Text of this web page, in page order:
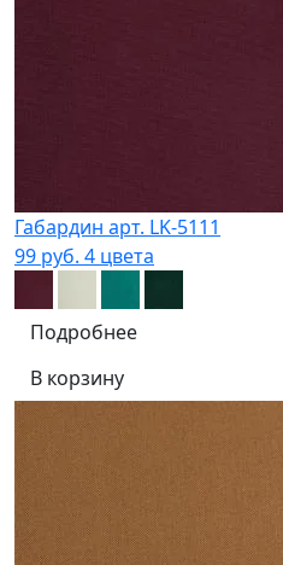
Габардин арт. LK-5111
99 руб. 4 цвета
Подробнее
В корзину